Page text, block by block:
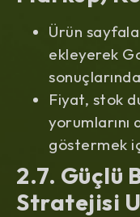
Ürün
ekleyerek
Fiyat, stok
yorumlarını
göstermek
2.7. Güçlü
Stratejisi